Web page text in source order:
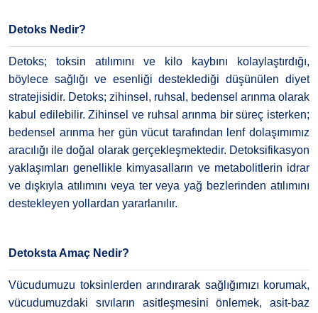
Detoks Nedir?
Detoks; toksin atılımını ve kilo kaybını kolaylaştırdığı,
böylece sağlığı ve esenliği desteklediği düşünülen diyet
stratejisidir. Detoks; zihinsel, ruhsal, bedensel arınma olarak
kabul edilebilir. Zihinsel ve ruhsal arınma bir süreç isterken;
bedensel arınma her gün vücut tarafından lenf dolaşımımız
aracılığı ile doğal olarak gerçekleşmektedir. Detoksifikasyon
yaklaşımları genellikle kimyasalların ve metabolitlerin idrar
ve dışkıyla atılımını veya ter veya yağ bezlerinden atılımını
destekleyen yollardan yararlanılır.
Detoksta Amaç Nedir?
Vücudumuzu toksinlerden arındırarak sağlığımızı korumak,
vücudumuzdaki sıvıların asitleşmesini önlemek, asit-baz